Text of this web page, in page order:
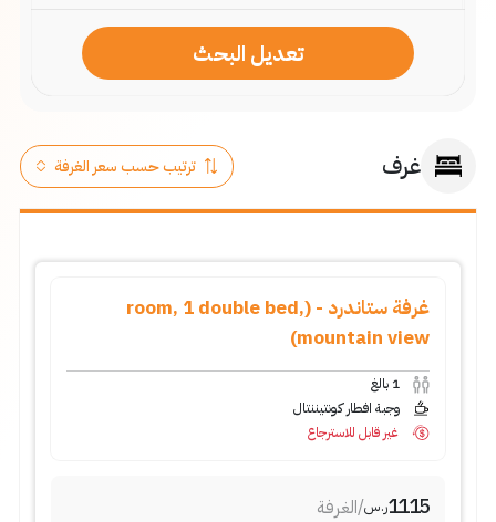
تعديل البحث
غرف
غرفة ستاندرد - (room, 1 double bed,
mountain view)
1 بالغ
وجبة افطار كونتيننتال
غير قابل للاسترجاع
1115ر.س/الغرفة